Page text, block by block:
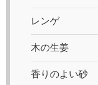
レンゲ
木の生姜
香りのよい砂